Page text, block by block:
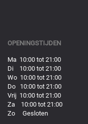
OPENINGSTIJDEN
Ma 10:00 tot 21:00
Di 10:00 tot 21:00
Wo 10:00 tot 21:00
Do 10:00 tot 21:00
Vrij 10:00 tot 21:00
Za 10:00 tot 21:00
Zo Gesloten